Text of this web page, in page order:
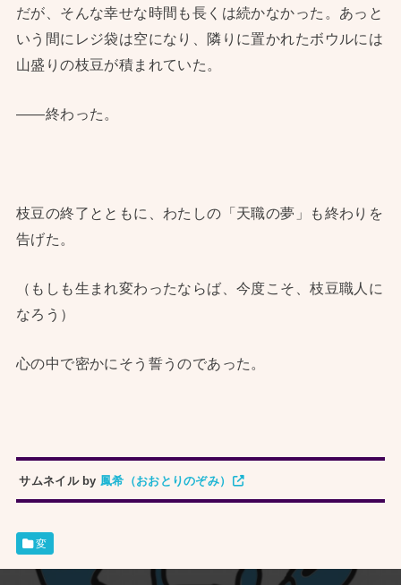
だが、そんな幸せな時間も長くは続かなかった。あっと
いう間にレジ袋は空になり、隣りに置かれたボウルには
山盛りの枝豆が積まれていた。
——終わった。
枝豆の終了とともに、わたしの「天職の夢」も終わりを
告げた。
（もしも生まれ変わったならば、今度こそ、枝豆職人に
なろう）
心の中で密かにそう誓うのであった。
サムネイル by 鳳希（おおとりのぞみ）
変